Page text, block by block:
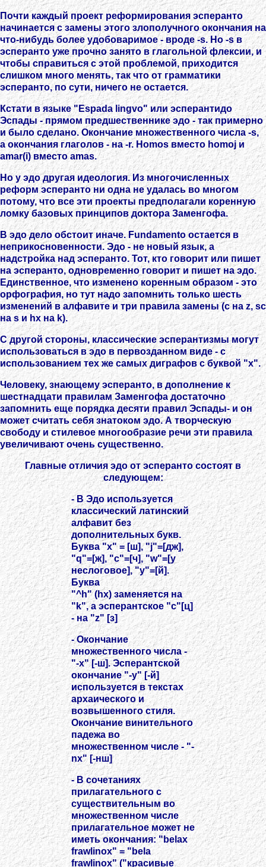
Почти каждый проект реформирования эсперанто
начинается с замены этого злополучного окончания на
что-нибудь более удобоваримое - вроде -s. Но -s в
эсперанто уже прочно занято в глагольной флексии, и
чтобы справиться с этой проблемой, приходится
слишком много менять, так что от грамматики
эсперанто, по сути, ничего не остается.
Кстати в языке "Espada lingvo" или эсперантидо
Эспады - прямом предшественнике эдо - так примерно
и было сделано. Окончание множественного числа -s,
а окончания глаголов - на -r. Homos вместо homoj и
amar(i) вместо amas.
Но у эдо другая идеология. Из многочисленных
реформ эсперанто ни одна не удалась во многом
потому, что все эти проекты предполагали коренную
ломку базовых принципов доктора Заменгофа.
В эдо дело обстоит иначе. Fundamento остается в
неприкосновенности. Эдо - не новый язык, а
надстройка над эсперанто. Тот, кто говорит или пишет
на эсперанто, одновременно говорит и пишет на эдо.
Единственное, что изменено коренным образом - это
орфография, но тут надо запомнить только шесть
изменений в алфавите и три правила замены (c на z, sc
на s и hx на k).
С другой стороны, классические эсперантизмы могут
использоваться в эдо в первозданном виде - с
использованием тех же самых диграфов с буквой "x".
Человеку, знающему эсперанто, в дополнение к
шестнадцати правилам Заменгофа достаточно
запомнить еще порядка десяти правил Эспады- и он
может считать себя знатоком эдо. А творческую
свободу и стилевое многообразие речи эти правила
увеличивают очень существенно.
Главные отличия эдо от эсперанто состоят в
следующем:
- В Эдо используется
классический латинский
алфавит без
дополнительных букв.
Буква "x" = [ш], "j"=[дж],
"q"=[ж], "c"=[ч], "w"=[у
неслоговое], "y"=[й].
Буква
"^h" (hx) заменяется на
"k", a эсперантское "c"[ц]
- на "z" [з]
- Окончание
множественного числа -
"-x" [-ш]. Эсперантской
окончание "-y" [-й]
используется в текстах
архаического и
возвышенного стиля.
Окончание винительного
падежа во
множественном числе - "-
nx" [-нш]
- В сочетаниях
прилагательного с
существительным во
множественном числе
прилагательное может не
иметь окончания: "belax
frawlinox" = "bela
frawlinox" ("красивые